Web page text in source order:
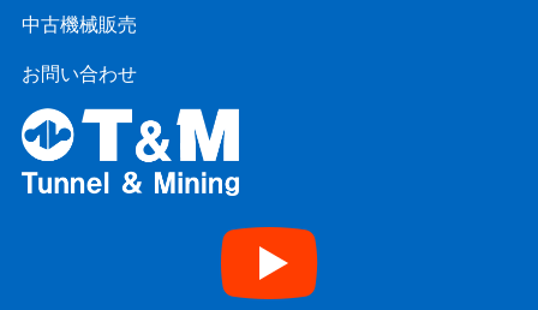
中古機械販売
お問い合わせ